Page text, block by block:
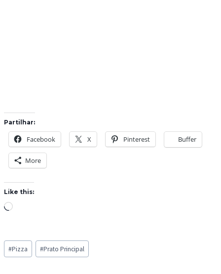
Partilhar:
Facebook X Pinterest Buffer
More
Like this:
L
d
i
Post
Tags:
#Pizza #Prato Principal